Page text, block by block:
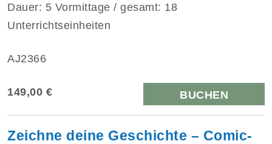
Dauer: 5 Vormittage / gesamt: 18
Unterrichtseinheiten
AJ2366
149,00 € BUCHEN
Zeichne deine Geschichte – Comic-